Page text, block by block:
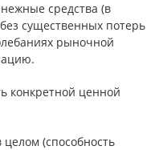
средства (в
существенных потерь
рыночной
конкретной ценной
(способность